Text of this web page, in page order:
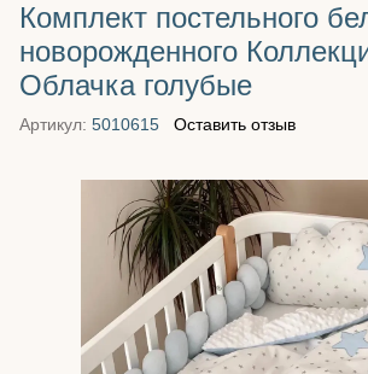
Комплект постельного
новорожденного
Облачка голубые
Артикул: 5010615 Оставить отзыв